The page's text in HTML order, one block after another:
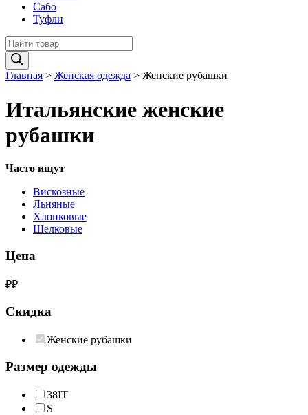
Сабо
Туфли
Поиск
товаров
Главная > Женская одежда > Женские рубашки
Итальянские женские
рубашки
Часто ищут
Вискозные
Льняные
Хлопковые
Шелковые
Цена
₽₽
Скидка
Женские рубашки
Размер одежды
38IT
S